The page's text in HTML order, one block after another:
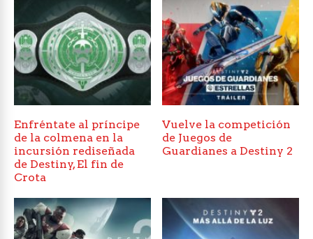
Enfréntate al príncipe
de la colmena en la
incursión rediseñada
de Destiny, El fin de
Crota
Vuelve la competición
de Juegos de
Guardianes a Destiny 2